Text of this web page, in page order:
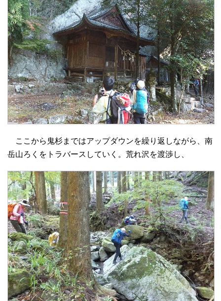
ここから鬼杉まではアップダウンを繰り返しながら、南
岳山ろくをトラバースしていく。荒れ沢を渡渉し、